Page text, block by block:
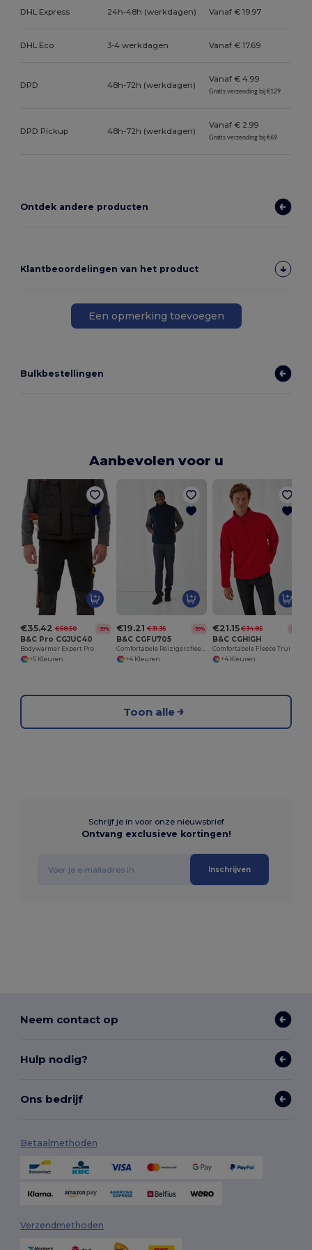
DHL Express 24h-48h (werkdagen) Vanaf € 19.97
DHL Eco 3-4 werkdagen Vanaf € 17.69
DPD 48h-72h (werkdagen)
Vanaf € 4.99
Gratis verzending bij €129
DPD Pickup 48h-72h (werkdagen)
Vanaf € 2.99
Gratis verzending bij €69
Ontdek andere producten
Klantbeoordelingen van het product
Een opmerking toevoegen
Bulkbestellingen
Aanbevolen voor u
€35.42 €58.50 -39%
B&C Pro CGJUC40
Bodywarmer Expert Pro
+5 Kleuren
€19.21 €31.35 -39%
B&C CGFU705
Comfortabele Reizigersfleece met Rits
+4 Kleuren
€21.15 €34.85 -39%
B&C CGHIGH
+4 Kleuren
Toon alle
Schrijf je in voor onze nieuwsbrief
Ontvang exclusieve kortingen!
Inschrijven
Neem contact op
Hulp nodig?
Ons bedrijf
Betaalmethoden
Verzendmethoden